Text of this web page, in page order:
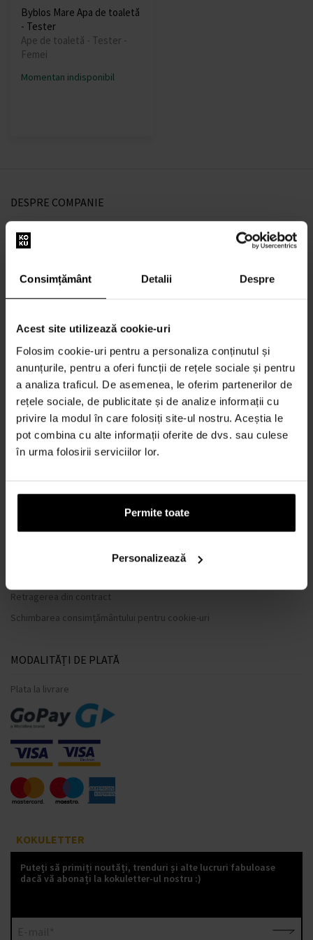
Consimțământ Detalii Despre
Acest site utilizează cookie-uri
Folosim cookie-uri pentru a personaliza conținutul și
anunțurile, pentru a oferi funcții de rețele sociale și pentru
a analiza traficul. De asemenea, le oferim partenerilor de
rețele sociale, de publicitate și de analize informații cu
privire la modul în care folosiți site-ul nostru. Aceștia le
pot combina cu alte informații oferite de dvs. sau culese
în urma folosirii serviciilor lor.
Permite toate
Personalizează
Byblos Mare Apa de toaletă
- Tester
Ape de toaletă - Tester -
Femei
Momentan indisponibil
DESPRE COMPANIE
Despre noi
Formular de contact
Contact
Sistem de loialitate
Termeni și condiții
Politica de Confidențialitate
Formular de plângere
METODA DE TRANSPORT
Când voi primi produsele comandate?
Rezistenta la apa
Ce este un tester de parfum?
Doar parfumuri originale
Retragerea din contract
Schimbarea consimțământului pentru cookie-uri
MODALITĂȚI DE PLATĂ
Plata la livrare
KOKULETTER
Puteți să primiți noutăți, trenduri și alte lucruri fabuloase
dacă vă abonați la kokuletter-ul nostru :)